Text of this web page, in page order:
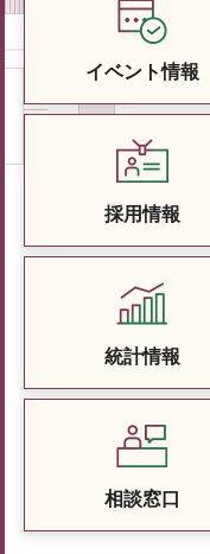
イベント情報
採用情報
統計情報
相談窓口